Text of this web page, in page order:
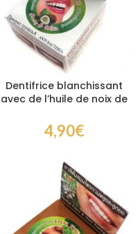
Dentifrice blanchissant
avec de l’huile de noix de
4,90€